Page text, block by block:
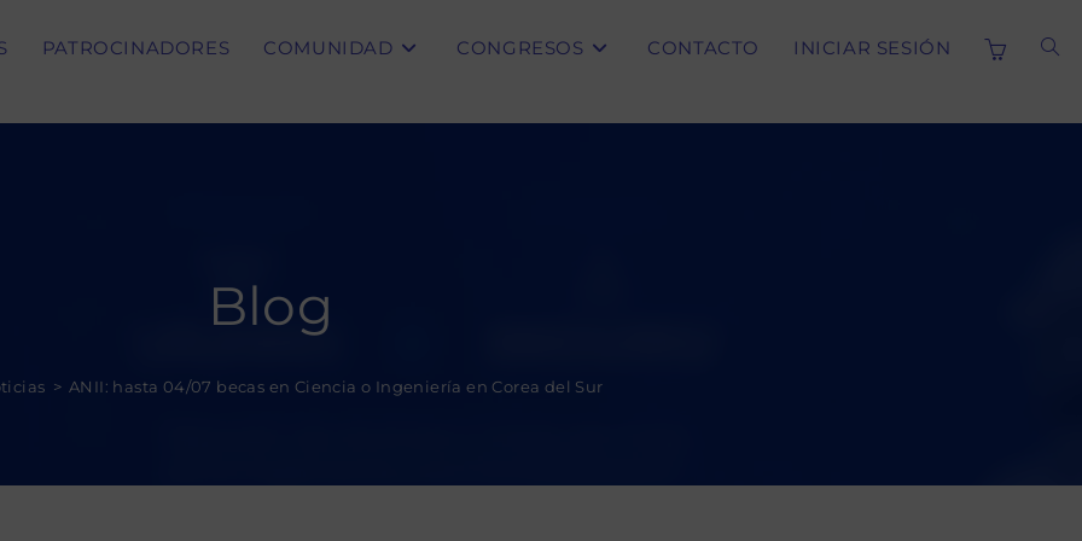
PATROCINADORES COMUNIDAD CONGRESOS CONTACTO INICIAR SESIÓN
Blog
> ANII: hasta 04/07 becas en Ciencia o Ingeniería en Corea del Sur